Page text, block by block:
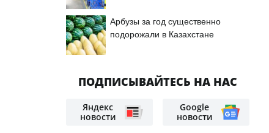
Арбузы за год существенно
подорожали в Казахстане
ПОДПИСЫВАЙТЕСЬ НА НАС
Яндекс
новости
Google
новости